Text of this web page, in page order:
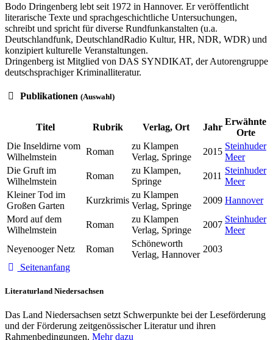
Bodo Dringenberg lebt seit 1972 in Hannover. Er veröffentlicht
literarische Texte und sprachgeschichtliche Untersuchungen,
schreibt und spricht für diverse Rundfunkanstalten (u.a.
Deutschlandfunk, DeutschlandRadio Kultur, HR, NDR, WDR) und
konzipiert kulturelle Veranstaltungen.
Dringenberg ist Mitglied von DAS SYNDIKAT, der Autorengruppe
deutschsprachiger Kriminalliteratur.
Publikationen (Auswahl)
Titel Rubrik Verlag, Ort Jahr
Erwähnte
Orte
Die Inseldirne vom
Wilhelmstein
Roman
zu Klampen
Verlag, Springe
2015
Steinhuder
Meer
Die Gruft im
Wilhelmstein
Roman
zu Klampen,
Springe
2011
Steinhuder
Meer
Kleiner Tod im
Großen Garten
Kurzkrimis
zu Klampen
Verlag, Springe
2009 Hannover
Mord auf dem
Wilhelmstein
Roman
zu Klampen
Verlag, Springe
2007
Steinhuder
Meer
Neyenooger Netz
Roman
Schöneworth
Verlag, Hannover
2003
Seitenanfang
Literaturland Niedersachsen
Das Land Niedersachsen setzt Schwerpunkte bei der Leseförderung
und der Förderung zeitgenössischer Literatur und ihren
Rahmenbedingungen. Mehr dazu